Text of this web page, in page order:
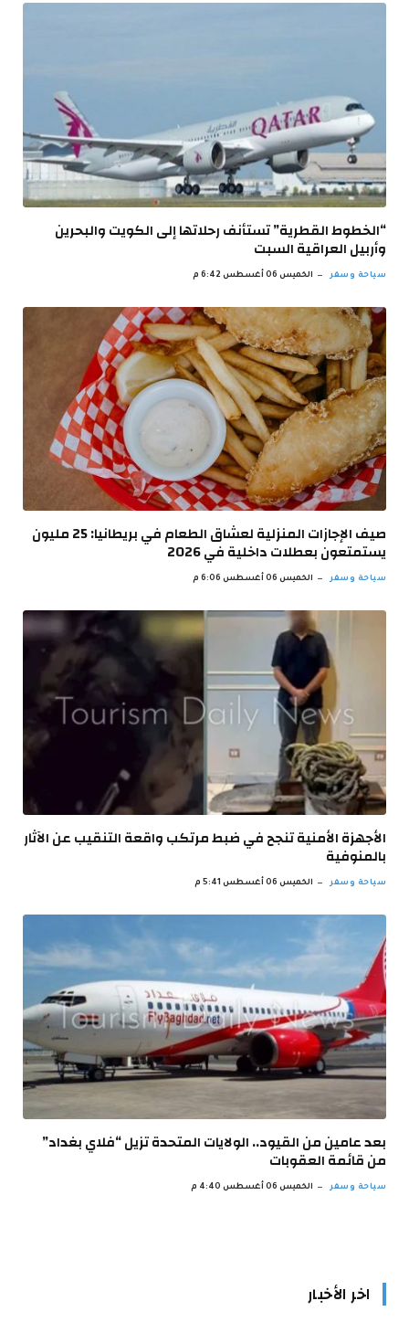
“الخطوط القطرية” تستأنف رحلاتها إلى الكويت والبحرين
وأربيل العراقية السبت
سياحة وسفر الخميس 06 أغسطس 6:42 م
صيف الإجازات المنزلية لعشاق الطعام في بريطانيا: 25 مليون
يستمتعون بعطلات داخلية في 2026
سياحة وسفر الخميس 06 أغسطس 6:06 م
الأجهزة الأمنية تنجح في ضبط مرتكب واقعة التنقيب عن الآثار
بالمنوفية
سياحة وسفر الخميس 06 أغسطس 5:41 م
بعد عامين من القيود.. الولايات المتحدة تزيل “فلاي بغداد”
من قائمة العقوبات
سياحة وسفر الخميس 06 أغسطس 4:40 م
اخر الأخبار